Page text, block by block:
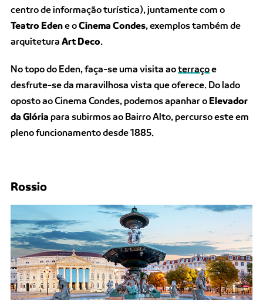
centro de informação turística), juntamente com o
Teatro Edene oCinema Condes, exemplos também de
arquitetura Art Deco.
No topo do Eden, faça-se uma visita aoterraçoe
desfrute-se da maravilhosa vista que oferece. Do lado
oposto ao Cinema Condes, podemos apanhar o Elevador
da Glória para subirmos ao Bairro Alto, percurso este em
pleno funcionamento desde 1885.
Rossio